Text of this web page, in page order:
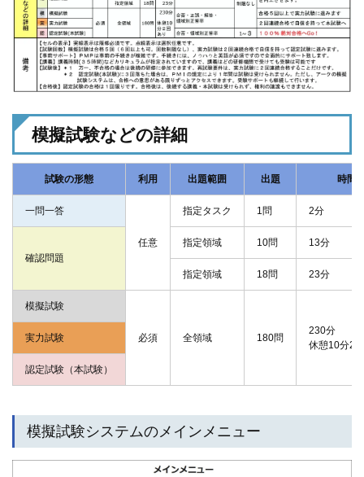
模擬試験などの詳細
試験の形態 利用 出題範囲 出題 時間
一問一答
任意
指定タスク 1問 2分
確認問題
指定領域 10問 13分
指定領域 18問 23分
模擬試験
必須 全領域 180問
230分
休憩10分2
実力試験
認定試験（本試験）
模擬試験システムのメインメニュー